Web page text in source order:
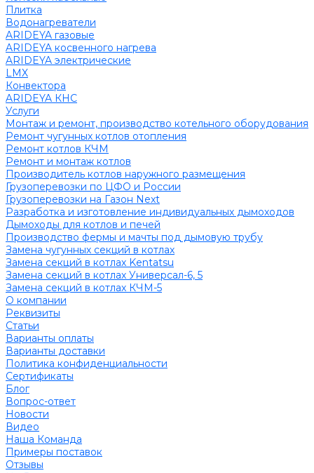
Плитка
Водонагреватели
ARIDEYA газовые
ARIDEYA косвенного нагрева
ARIDEYA электрические
LMX
Конвектора
ARIDEYA КНС
Услуги
Монтаж и ремонт, производство котельного оборудования
Ремонт чугунных котлов отопления
Ремонт котлов КЧМ
Ремонт и монтаж котлов
Производитель котлов наружного размещения
Грузоперевозки по ЦФО и России
Грузоперевозки на Газон Next
Разработка и изготовление индивидуальных дымоходов
Дымоходы для котлов и печей
Производство фермы и мачты под дымовую трубу
Замена чугунных секций в котлах
Замена секций в котлах Kentatsu
Замена секций в котлах Универсал-6, 5
Замена секций в котлах КЧМ-5
О компании
Реквизиты
Статьи
Варианты оплаты
Варианты доставки
Политика конфиденциальности
Сертификаты
Блог
Вопрос-ответ
Новости
Видео
Наша Команда
Примеры поставок
Отзывы